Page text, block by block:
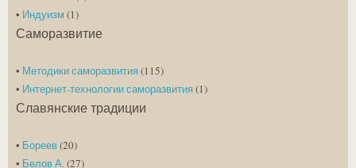
• Индуизм (1)
Саморазвитие
• Методики саморазвития(115)
• Интернет-технологии саморазвития(1)
Славянские традиции
• Бореев(20)
• Белов А. (27)